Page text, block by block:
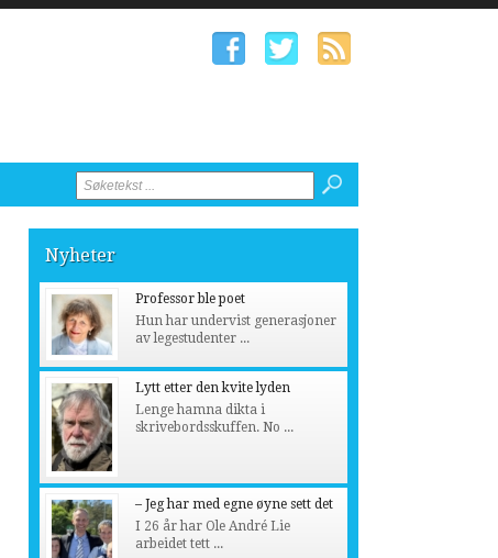
Nyheter
Professor ble poet
Hun har undervist generasjoner
av legestudenter ...
Lytt etter den kvite lyden
Lenge hamna dikta i
skrivebordsskuffen. No ...
– Jeg har med egne øyne sett det
I 26 år har Ole André Lie
arbeidet tett ...